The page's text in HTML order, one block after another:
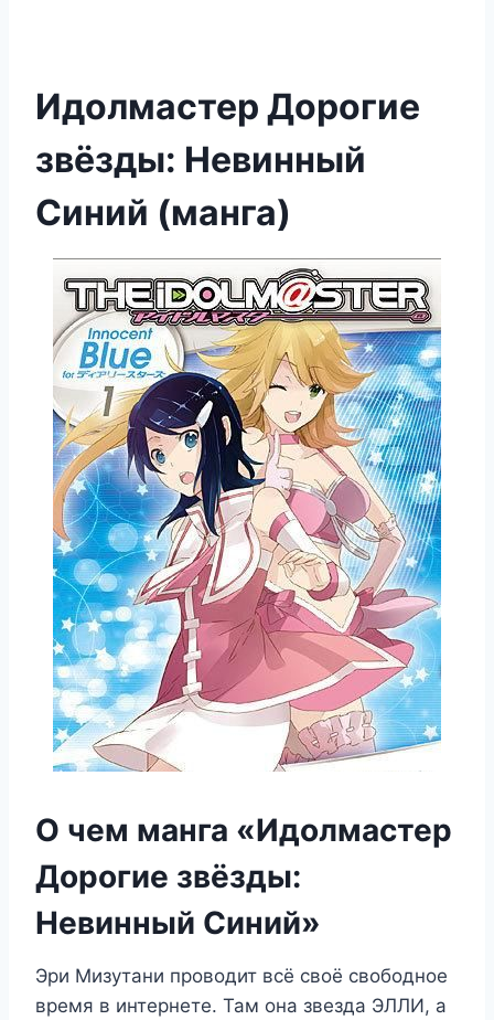
Идолмастер Дорогие
звёзды: Невинный
Синий (манга)
О чем манга «Идолмастер
Дорогие звёзды:
Невинный Синий»
Эри Мизутани проводит всё своё свободное
время в интернете. Там она звезда ЭЛЛИ, а